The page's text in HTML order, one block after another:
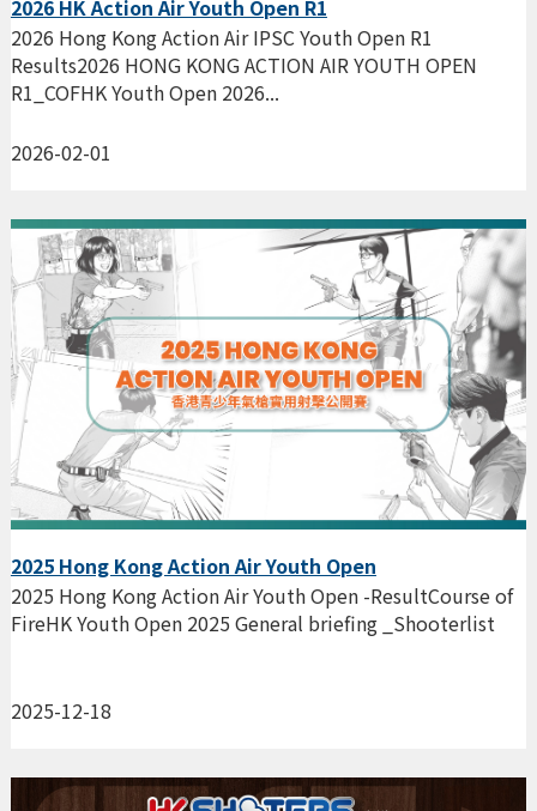
2026 HK Action Air Youth Open R1
2026-02-01
2026 Hong Kong Action Air IPSC Youth Open R1
Results2026 HONG KONG ACTION AIR YOUTH OPEN
R1_COFHK Youth Open 2026...
2025 Hong Kong Action Air Youth Open
2025-12-18
2025 Hong Kong Action Air Youth Open -ResultCourse of
FireHK Youth Open 2025 General briefing _Shooterlist